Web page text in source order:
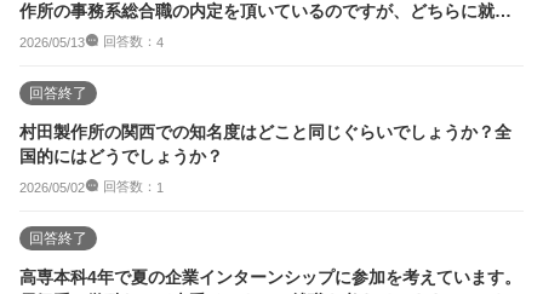
作所の事務系総合職の内定を頂いているのですが、どちらに就職
するか迷って...
2026/05/13 回答数： 4
回答終了
村田製作所の関西での知名度はどこと同じぐらいでしょうか？全
国的にはどうでしょうか？
2026/05/02 回答数： 1
回答終了
高専本科4年で夏の企業インターンシップに参加を考えています。